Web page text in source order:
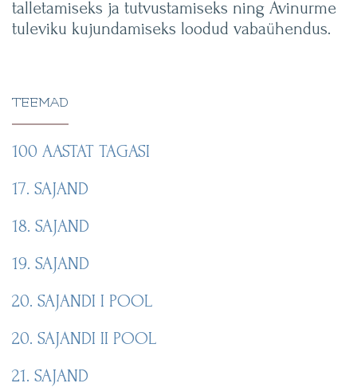
talletamiseks ja tutvustamiseks ning Avinurme
tuleviku kujundamiseks loodud vabaühendus.
TEEMAD
100 AASTAT TAGASI
17. SAJAND
18. SAJAND
19. SAJAND
20. SAJANDI I POOL
20. SAJANDI II POOL
21. SAJAND